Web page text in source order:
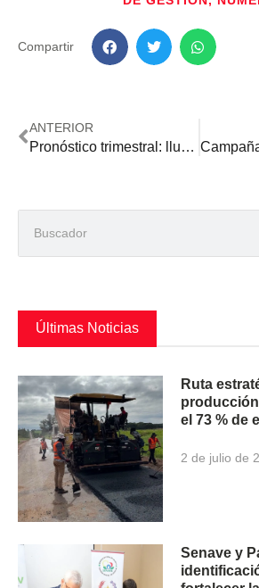
Compartir
ANTERIOR
Pronóstico trimestral: lluvias inferiores a lo normal hasta febrero para gran parte del país
Últimas Noticias
Ruta
el 73 % de
2 de julio de
Senave y